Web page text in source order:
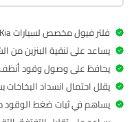
فلتر فيول مخصص لسيارات Hyundai / Kia حسب رقم القطعة.
يساعد على تنقية البنزين من
يحافظ على وصول وقود أنظف
يقلل احتمال انسداد البخاخات
يساهم في ثبات ضغط الوقود